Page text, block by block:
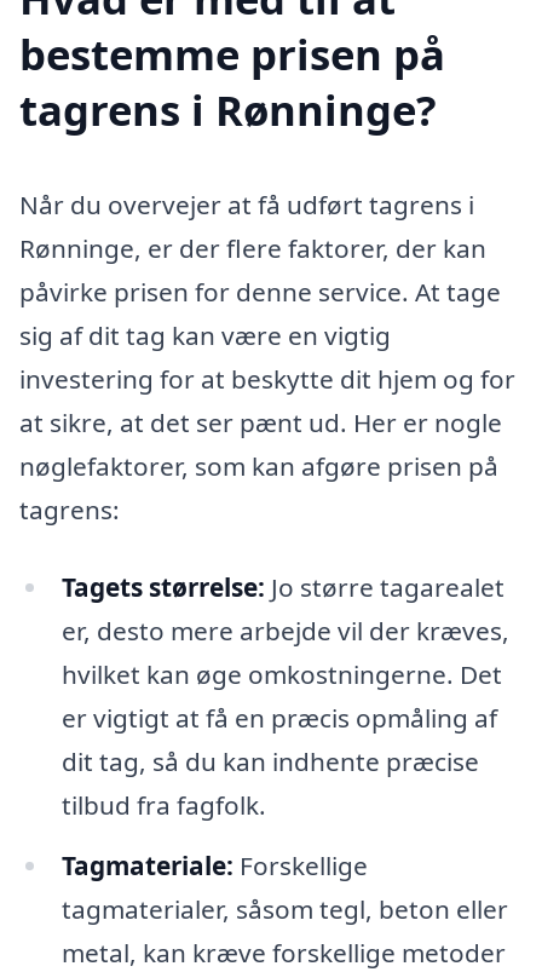
bestemme prisen på
tagrens i Rønninge?
Når du overvejer at få udført tagrens i
Rønninge, er der flere faktorer, der kan
påvirke prisen for denne service. At tage
sig af dit tag kan være en vigtig
investering for at beskytte dit hjem og for
at sikre, at det ser pænt ud. Her er nogle
nøglefaktorer, som kan afgøre prisen på
tagrens:
Tagets størrelse: Jo større tagarealet
er, desto mere arbejde vil der kræves,
hvilket kan øge omkostningerne. Det
er vigtigt at få en præcis opmåling af
dit tag, så du kan indhente præcise
tilbud fra fagfolk.
Tagmateriale: Forskellige
tagmaterialer, såsom tegl, beton eller
metal, kan kræve forskellige metoder